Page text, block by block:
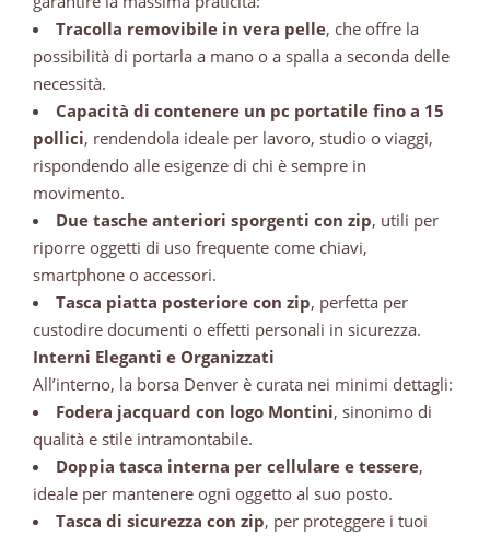
Tracolla removibile in vera pelle, che offre la
possibilità di portarla a mano o a spalla a seconda delle
necessità.
Capacità di contenere un pc portatile fino a 15
pollici, rendendola ideale per lavoro, studio o viaggi,
rispondendo alle esigenze di chi è sempre in
movimento.
Due tasche anteriori sporgenti con zip, utili per
riporre oggetti di uso frequente come chiavi,
smartphone o accessori.
Tasca piatta posteriore con zip, perfetta per
custodire documenti o effetti personali in sicurezza.
Interni Eleganti e Organizzati
All’interno, la borsa Denver è curata nei minimi dettagli:
Fodera jacquard con logo Montini, sinonimo di
qualità e stile intramontabile.
Doppia tasca interna per cellulare e tessere,
ideale per mantenere ogni oggetto al suo posto.
Tasca di sicurezza con zip, per proteggere i tuoi